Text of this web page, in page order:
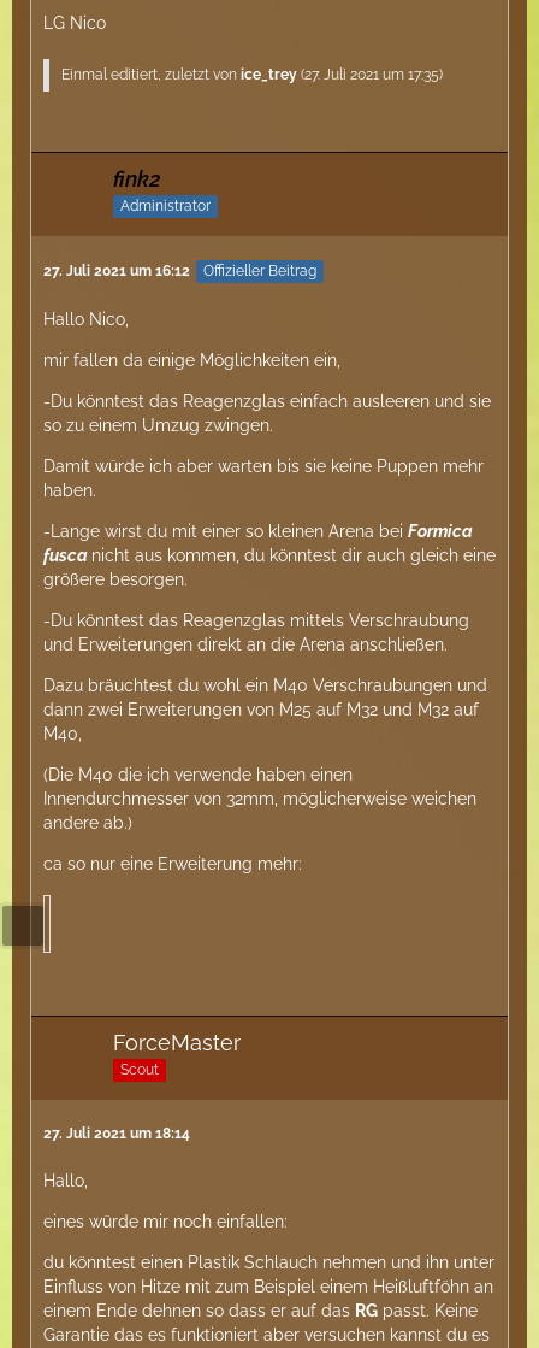
LG Nico
Einmal editiert, zuletzt von ice_trey (27. Juli 2021 um 17:35)
fink2
Administrator
27. Juli 2021 um 16:12 Offizieller Beitrag
Hallo Nico,
mir fallen da einige Möglichkeiten ein,
-Du könntest das Reagenzglas einfach ausleeren und sie
so zu einem Umzug zwingen.
Damit würde ich aber warten bis sie keine Puppen mehr
haben.
-Lange wirst du mit einer so kleinen Arena bei Formica
fusca nicht aus kommen, du könntest dir auch gleich eine
größere besorgen.
-Du könntest das Reagenzglas mittels Verschraubung
und Erweiterungen direkt an die Arena anschließen.
Dazu bräuchtest du wohl ein M40 Verschraubungen und
dann zwei Erweiterungen von M25 auf M32 und M32 auf
M40,
(Die M40 die ich verwende haben einen
Innendurchmesser von 32mm, möglicherweise weichen
andere ab.)
ca so nur eine Erweiterung mehr:
ForceMaster
Scout
27. Juli 2021 um 18:14
Hallo,
eines würde mir noch einfallen:
du könntest einen Plastik Schlauch nehmen und ihn unter
Einfluss von Hitze mit zum Beispiel einem Heißluftföhn an
einem Ende dehnen so dass er auf das RG passt. Keine
Garantie das es funktioniert aber versuchen kannst du es